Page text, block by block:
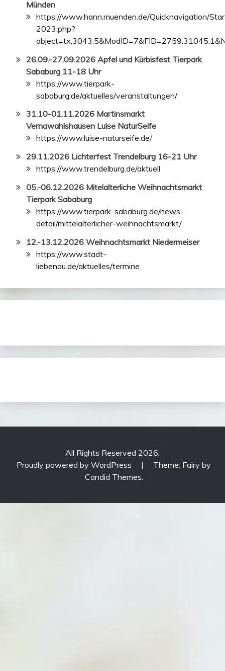
Münden
https://www.hann.muenden.de/Quicknavigation/
2023.php?
26.09.-27.09.2026 Apfel und Kürbisfest Tierpark
Sababurg 11-18 Uhr
https://www.tierpark-
sababurg.de/aktuelles/veranstaltungen/
31.10-01.11.2026 Martinsmarkt
Vernawahlshausen Luise NaturSeife
https://www.luise-naturseife.de/
29.11.2026 Lichterfest Trendelburg 16-21 Uhr
https://www.trendelburg.de/aktuell
05.-06.12.2026 Mitelalterliche Weihnachtsmarkt
Tierpark Sababurg
https://www.tierpark-sababurg.de/news-
detail/mittelalterlicher-weihnachtsmarkt/
12.-13.12.2026 Weihnachtsmarkt Niedermeiser
https://www.stadt-
liebenau.de/aktuelles/termine
All Rights Reserved 2026.
Proudly powered by WordPress
|
Theme: Fairy by
Candid Themes.